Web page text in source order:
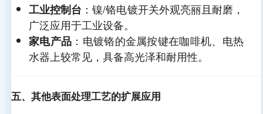
工业控制台 ：镍/铬电镀开关外观亮丽且耐磨，
广泛应用于工业设备。
家电产品 ：电镀铬的金属按键在咖啡机、电热
水器上较常见，具备高光泽和耐用性。
五、其他表面处理工艺的扩展应用